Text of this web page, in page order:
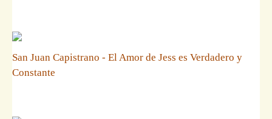
San Juan Capistrano - El Amor de Jess es Verdadero y
Constante